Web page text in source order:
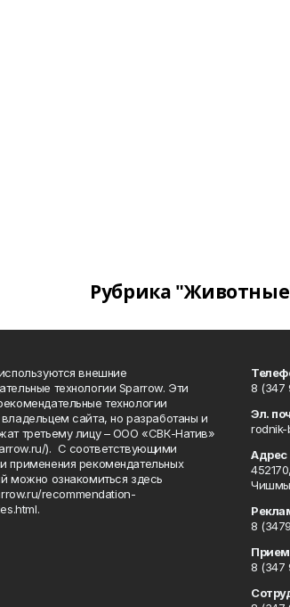
Рубрика
внешние
технологии Sparrow. Эти
технологии
сайта, но разработаны и
третьему лицу – ООО «СВК-Натив»
). С соответствующими
применения рекомендательных
можно ознакомиться здесь
recommendation-
8 (347
Эл.
rodnik-
Адрес
8
8 (347